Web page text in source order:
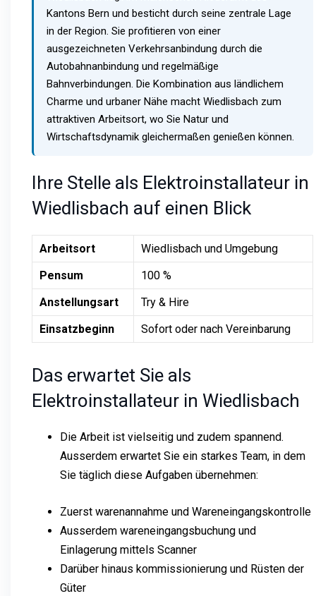
Kantons Bern und besticht durch seine zentrale Lage
in der Region. Sie profitieren von einer
ausgezeichneten Verkehrsanbindung durch die
Autobahnanbindung und regelmäßige
Bahnverbindungen. Die Kombination aus ländlichem
Charme und urbaner Nähe macht Wiedlisbach zum
attraktiven Arbeitsort, wo Sie Natur und
Wirtschaftsdynamik gleichermaßen genießen können.
Ihre Stelle als Elektroinstallateur in
Wiedlisbach auf einen Blick
Arbeitsort
Wiedlisbach und Umgebung
Pensum
100 %
Anstellungsart
Try & Hire
Einsatzbeginn
Sofort oder nach Vereinbarung
Das erwartet Sie als
Elektroinstallateur in Wiedlisbach
Die Arbeit ist vielseitig und zudem spannend.
Ausserdem erwartet Sie ein starkes Team, in dem
Sie täglich diese Aufgaben übernehmen:
Zuerst warenannahme und Wareneingangskontrolle
Ausserdem wareneingangsbuchung und
Einlagerung mittels Scanner
Darüber hinaus kommissionierung und Rüsten der
Güter